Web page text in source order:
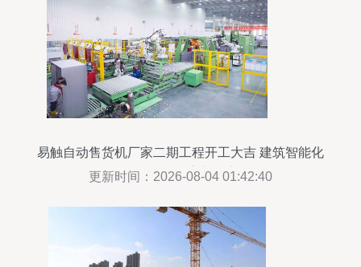
易触自动售货机厂家二期工程开工大吉 建筑智能化
工程施工开启新篇章
更新时间：2026-08-04 01:42:40